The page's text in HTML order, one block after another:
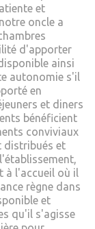
et
oncle a
d'apporter
ainsi
autonomie s'il
en
et diners
bénéficient
conviviaux
distribués et
à l'accueil où il
règne dans
et
qu'il s'agisse